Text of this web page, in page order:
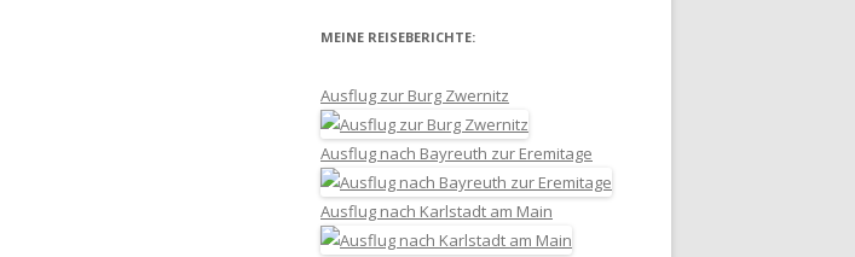
MEINE REISEBERICHTE:
Ausflug zur Burg Zwernitz
Ausflug nach Bayreuth zur Eremitage
Ausflug nach Karlstadt am Main